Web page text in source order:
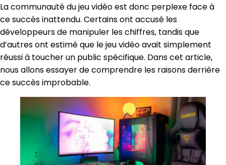
La communauté du jeu vidéo est donc perplexe face à
ce succès inattendu. Certains ont accusé les
développeurs de manipuler les chiffres, tandis que
d’autres ont estimé que le jeu vidéo avait simplement
réussi à toucher un public spécifique. Dans cet article,
nous allons essayer de comprendre les raisons derrière
ce succès improbable.